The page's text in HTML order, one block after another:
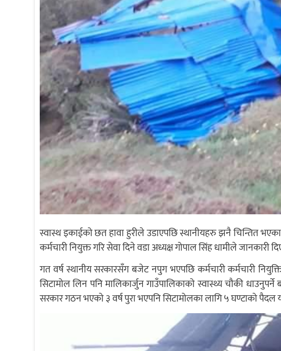
स्वास्थ इकाईको छत हावा हुरीले उडाएपछि स्थानीयहरु झनै चिन्तित
कर्मचारी नियुक्त गरि सेवा दिने वडा अध्यक्ष गोपाल सिंह धामीले जानकारी
गत वर्ष स्थानीय सरकारसँग बजेट नपुग भएपछि कर्मचारी कर्मचारी
सिटामोल लिन पनि मालिकार्जुन गाउँपालिकाको स्वास्थ्य चौकी
सरकार गठन भएको ३ वर्ष पुरा भएपनि सिटामोलका लागि ५ घण्टाको पैदल